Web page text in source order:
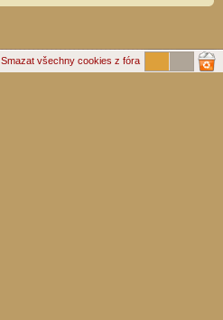
Smazat všechny cookies z fóra